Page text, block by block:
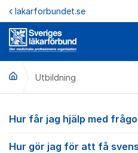
Hoppa till innehåll
lakarforbundet.se
Utbildning
Utbildning
Hur får jag hjälp med
Hur gör jag för att få